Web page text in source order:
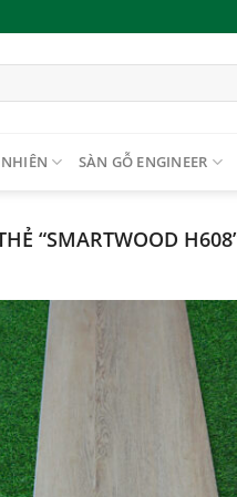
SÀN GỖ ENGINEER
“SMARTWOOD